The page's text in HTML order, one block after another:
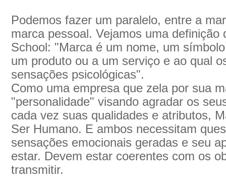
Podemos fazer um paralelo, entre a
marca pessoal. Vejamos uma definição
School: "Marca é um nome, um
um produto ou a um serviço e ao qual
sensações psicológicas".
Como uma empresa que zela por sua
"personalidade" visando agradar os
cada vez suas qualidades e atributos,
Ser Humano. E ambos necessitam
sensações emocionais geradas e seu
estar. Devem estar coerentes com os
transmitir.